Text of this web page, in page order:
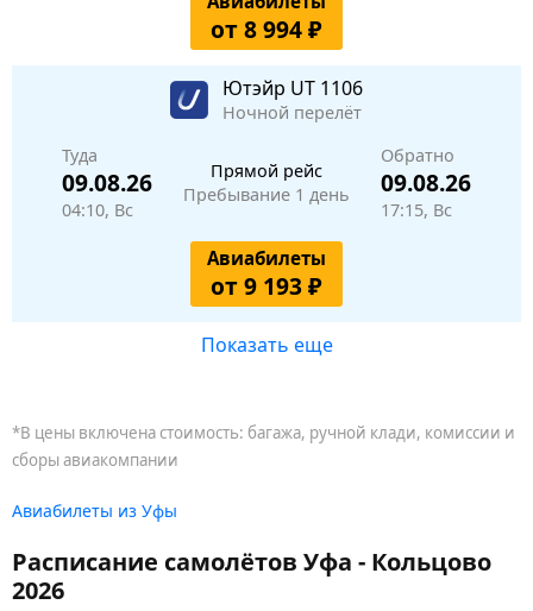
от 8 994 ₽
Ютэйр UT 1106
Ночной перелёт
Туда
09.08.26
04:10, Вс
Прямой рейс
Пребывание 1 день
Обратно
09.08.26
17:15, Вс
Авиабилеты
от 9 193 ₽
Показать еще
*В цены включена стоимость: багажа, ручной клади, комиссии и
сборы авиакомпании
Авиабилеты из Уфы
Расписание самолётов Уфа - Кольцово
2026